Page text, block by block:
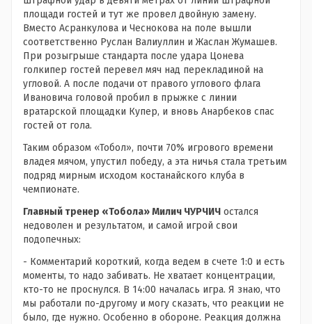
площади гостей и тут же провел двойную замену.
Вместо Асранкулова и Чеснокова на поле вышли
соответственно Руслан Валиуллин и Жаслан Жумашев.
При розыгрыше стандарта после удара Цонева
голкипер гостей перевел мяч над перекладиной на
угловой. А после подачи от правого углового флага
Ивановича головой пробил в прыжке с линии
вратарской площадки Купер, и вновь Анарбеков спас
гостей от гола.
Таким образом «Тобол», почти 70% игрового времени
владея мячом, упустил победу, а эта ничья стала третьим
подряд мирным исходом костанайского клуба в
чемпионате.
Главный тренер «Тобола» Милич ЧУРЧИЧ остался
недоволен и результатом, и самой игрой свои
подопечных:
- Комментарий короткий, когда ведем в счете 1:0 и есть
моменты, то надо забивать. Не хватает концентрации,
кто-то не проснулся. В 14:00 началась игра. Я знаю, что
мы работали по-другому и могу сказать, что реакции не
было, где нужно. Особенно в обороне. Реакция должна